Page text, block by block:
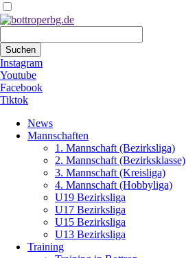
Suchen
Instagram
Youtube
Facebook
Tiktok
überspringen
News
Mannschaften
1. Mannschaft (Bezirksliga)
2. Mannschaft (Bezirksklasse)
3. Mannschaft (Kreisliga)
4. Mannschaft (Hobbyliga)
U19 Bezirksliga
U17 Bezirksliga
U15 Bezirksliga
U13 Bezirksliga
Training